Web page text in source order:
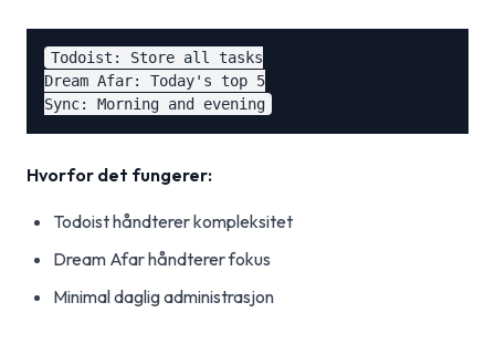
Todoist: Store all tasks
Dream Afar: Today's top 5
Hvorfor det fungerer:
Todoist håndterer kompleksitet
Dream Afar håndterer fokus
Minimal daglig administrasjon